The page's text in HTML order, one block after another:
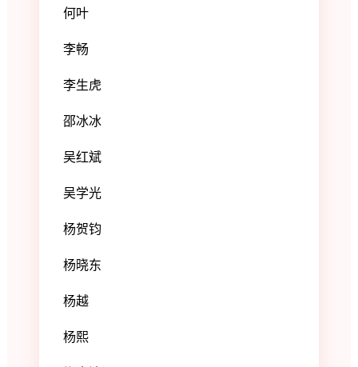
何叶
李畅
李生虎
邵冰冰
吴红斌
吴学光
杨贺钧
杨晓东
杨越
杨熙